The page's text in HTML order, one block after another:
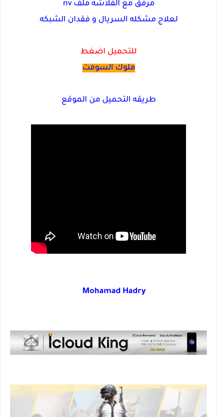
مرفق مع الفلاشه ملف nv
لعلاج مشكله السريال و فقدان الشبكه
للتحميل اضغط
ملوك السوفت
طريقه التحميل من الموقع
Mohamad Hadry